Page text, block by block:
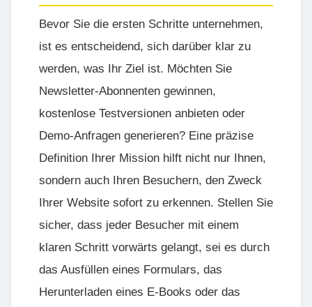
Bevor Sie die ersten Schritte unternehmen,
ist es entscheidend, sich darüber klar zu
werden, was Ihr Ziel ist. Möchten Sie
Newsletter-Abonnenten gewinnen,
kostenlose Testversionen anbieten oder
Demo-Anfragen generieren? Eine präzise
Definition Ihrer Mission hilft nicht nur Ihnen,
sondern auch Ihren Besuchern, den Zweck
Ihrer Website sofort zu erkennen. Stellen Sie
sicher, dass jeder Besucher mit einem
klaren Schritt vorwärts gelangt, sei es durch
das Ausfüllen eines Formulars, das
Herunterladen eines E-Books oder das